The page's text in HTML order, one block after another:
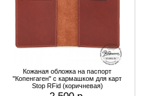
Кожаная обложка на паспорт
"Копенгаген" с кармашком для карт
Stop RFid (коричневая)